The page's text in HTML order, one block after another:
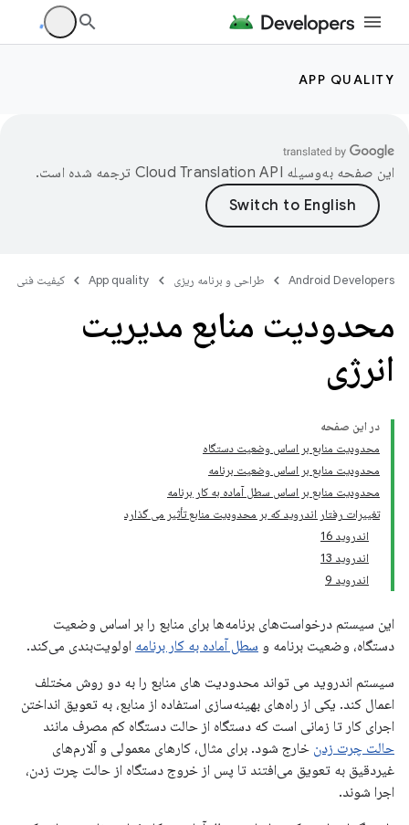
APP QUALITY
این صفحه به‌وسیله ترجمه شده است.
Android Developers طراحی و برنامه ریزی App quality کیفیت فنی
محدودیت منابع مدیریت
انرژی
در این صفحه
محدودیت منابع بر اساس وضعیت دستگاه
محدودیت منابع بر اساس وضعیت برنامه
محدودیت منابع بر اساس سطل آماده به کار برنامه
تغییرات رفتار اندروید که بر محدودیت منابع تأثیر می گذارد
اندروید 16
اندروید 13
اندروید 9
این سیستم درخواست‌های برنامه‌ها برای منابع را بر اساس وضعیت
دستگاه، وضعیت برنامه و سطل آماده به کار برنامه اولویت‌بندی می‌کند.
سیستم اندروید می تواند محدودیت های منابع را به دو روش مختلف
اعمال کند. یکی از راه‌های بهینه‌سازی استفاده از منابع، به تعویق انداختن
اجرای کار تا زمانی است که دستگاه از حالت دستگاه کم مصرف مانند
حالت چرت زدن خارج شود. برای مثال، کارهای معمولی و آلارم‌های
غیردقیق به تعویق می‌افتند تا پس از خروج دستگاه از حالت چرت زدن،
اجرا شوند.